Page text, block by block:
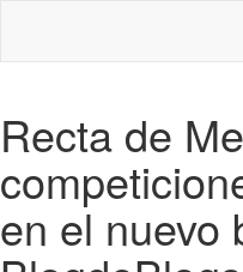
Recta de
en el nuevo